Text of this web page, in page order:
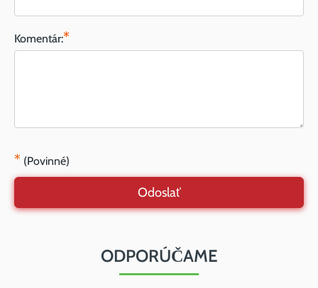
Komentár:*
* (Povinné)
Odoslať
ODPORÚČAME